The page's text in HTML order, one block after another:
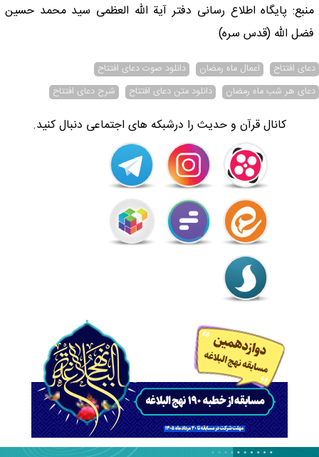
منبع: پایگاه اطلاع رسانی دفتر آیة الله العظمی سید محمد حسین
فضل الله (قدس سره)
دعای افتتاح اعمال ماه رمضان
دانلود صوت دعای افتتاح
دعای هر شب ماه رمضان
دانلود متن دعای افتتاح شرح دعای افتتاح
کانال قرآن و حدیث را درشبکه های اجتماعی دنبال کنید.